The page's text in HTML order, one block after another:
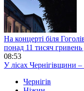
На концерті біля
понад 11 тисяч
08:53
У лісах Чернігівщини
Чернігів